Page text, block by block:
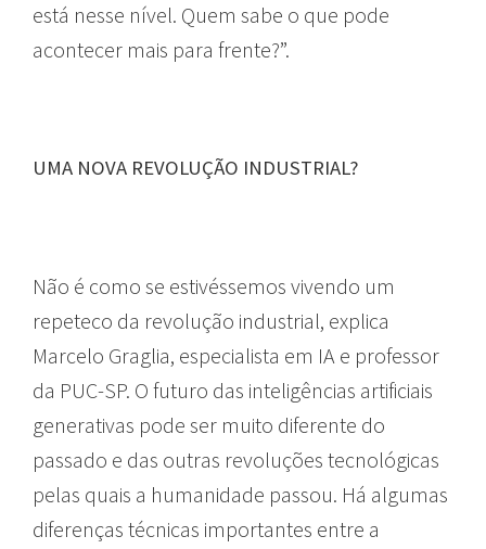
está nesse nível. Quem sabe o que pode
acontecer mais para frente?”.
UMA NOVA REVOLUÇÃO INDUSTRIAL?
Não é como se estivéssemos vivendo um
repeteco da revolução industrial, explica
Marcelo Graglia, especialista em IA e professor
da PUC-SP. O futuro das inteligências artificiais
generativas pode ser muito diferente do
passado e das outras revoluções tecnológicas
pelas quais a humanidade passou. Há algumas
diferenças técnicas importantes entre a